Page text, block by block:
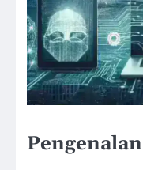
Pengenalan